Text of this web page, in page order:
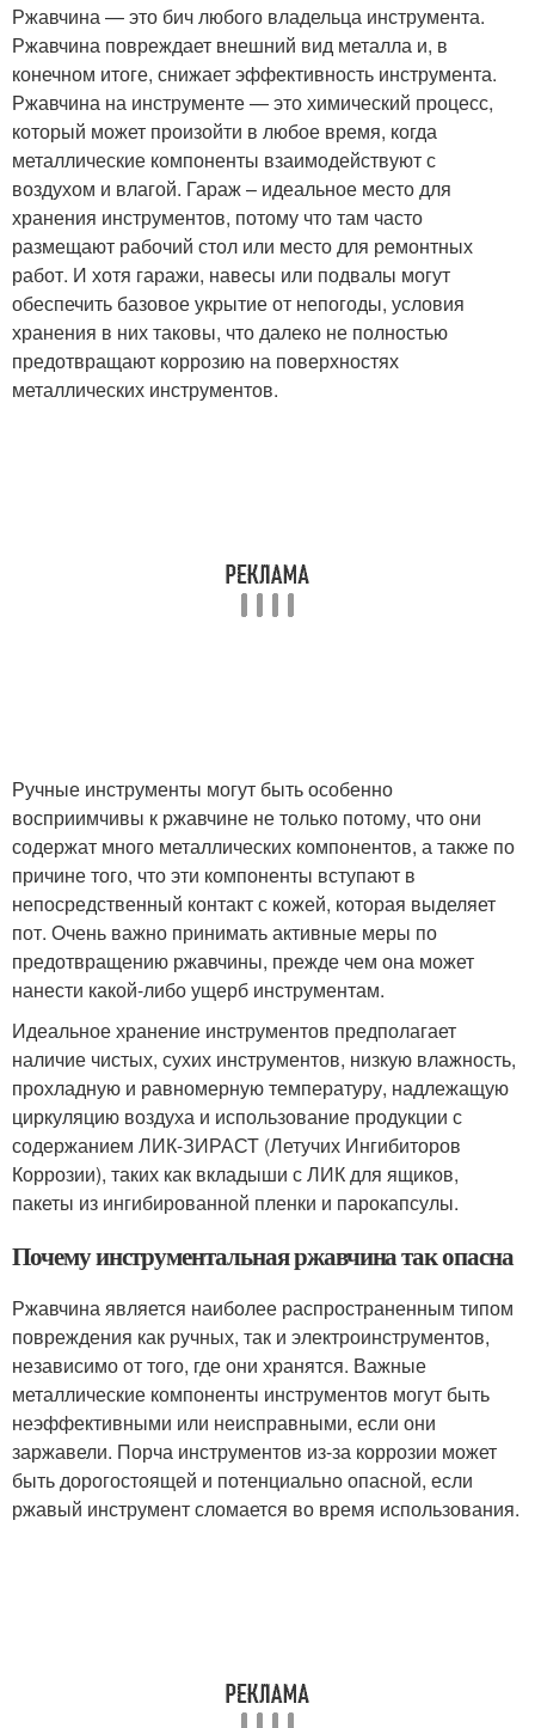
Ржавчина — это бич любого владельца инструмента.
Ржавчина повреждает внешний вид металла и, в
конечном итоге, снижает эффективность инструмента.
Ржавчина на инструменте — это химический процесс,
который может произойти в любое время, когда
металлические компоненты взаимодействуют с
воздухом и влагой. Гараж – идеальное место для
хранения инструментов, потому что там часто
размещают рабочий стол или место для ремонтных
работ. И хотя гаражи, навесы или подвалы могут
обеспечить базовое укрытие от непогоды, условия
хранения в них таковы, что далеко не полностью
предотвращают коррозию на поверхностях
металлических инструментов.
Ручные инструменты могут быть особенно
восприимчивы к ржавчине не только потому, что они
содержат много металлических компонентов, а также по
причине того, что эти компоненты вступают в
непосредственный контакт с кожей, которая выделяет
пот. Очень важно принимать активные меры по
предотвращению ржавчины, прежде чем она может
нанести какой-либо ущерб инструментам.
Идеальное хранение инструментов предполагает
наличие чистых, сухих инструментов, низкую влажность,
прохладную и равномерную температуру, надлежащую
циркуляцию воздуха и использование продукции с
содержанием ЛИК-ЗИРАСТ (Летучих Ингибиторов
Коррозии), таких как вкладыши с ЛИК для ящиков,
пакеты из ингибированной пленки и парокапсулы.
Почему инструментальная ржавчина так опасна
Ржавчина является наиболее распространенным типом
повреждения как ручных, так и электроинструментов,
независимо от того, где они хранятся. Важные
металлические компоненты инструментов могут быть
неэффективными или неисправными, если они
заржавели. Порча инструментов из-за коррозии может
быть дорогостоящей и потенциально опасной, если
ржавый инструмент сломается во время использования.